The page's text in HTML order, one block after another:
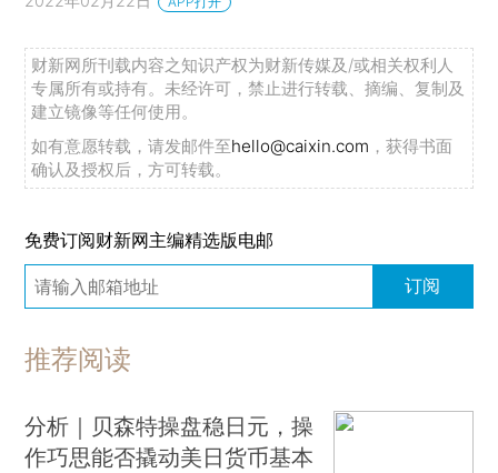
财新网所刊载内容之知识产权为财新传媒及/或相关权利人
专属所有或持有。未经许可，禁止进行转载、摘编、复制及
建立镜像等任何使用。
如有意愿转载，请发邮件至hello@caixin.com ，获得书面
确认及授权后，方可转载。
免费订阅财新网主编精选版电邮
订阅
推荐阅读
分析｜贝森特操盘稳日元，操
作巧思能否撬动美日货币基本